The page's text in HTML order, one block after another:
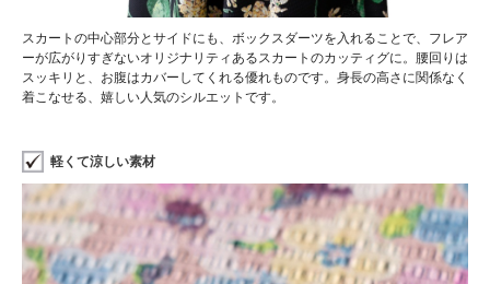
スカートの中心部分とサイドにも、ボックスダーツを入れることで、フレア
ーが広がりすぎないオリジナリティあるスカートのカッティグに。腰回りは
スッキリと、お腹はカバーしてくれる優れものです。身長の高さに関係なく
着こなせる、嬉しい人気のシルエットです。
軽くて涼しい素材